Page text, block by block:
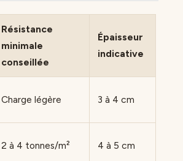
Résistance
minimale
conseillée
Épaisseur
indicative
Charge légère 3 à 4 cm
2 à 4 tonnes/m² 4 à 5 cm